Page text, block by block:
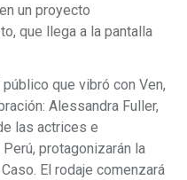
un proyecto
que llega a la pantalla
que vibró con Ven,
Alessandra Fuller,
las actrices e
protagonizarán la
El rodaje comenzará